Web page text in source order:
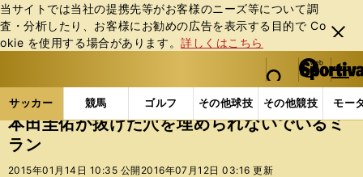
当サイトでは当社の提携先等がお客様のニーズ等について調
査・分析したり、お客様にお勧めの広告を表⽰する⽬的で Co
okie を使⽤する場合があります。詳しくはこちら
閉じ
る
web Sportiva (webスポルティーバ)
検索
マイペ
ー
ジ
メニュ
サッカー 競馬 ゴルフ その他球技 その他競技 モー
ス
ポ
ル
サッカーの記事一覧 海外サッカー 海外サッカー
本田圭佑が抜けた穴を埋められないでいるミ
ラン
2015年01月14日 10:35 公開 2016年07月12日 03:16 更新